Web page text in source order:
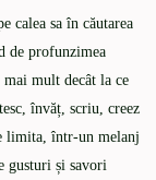
calea sa în căutarea
de profunzimea
mult decât la ce
învăț, scriu, creez
limita, într-un melanj
gusturi și savori